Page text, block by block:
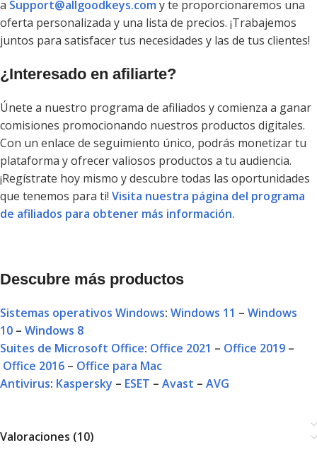
a Support@allgoodkeys.com y te proporcionaremos una
oferta personalizada y una lista de precios. ¡Trabajemos
juntos para satisfacer tus necesidades y las de tus clientes!
¿Interesado en afiliarte?
Únete a nuestro programa de afiliados y comienza a ganar
comisiones promocionando nuestros productos digitales.
Con un enlace de seguimiento único, podrás monetizar tu
plataforma y ofrecer valiosos productos a tu audiencia.
¡Regístrate hoy mismo y descubre todas las oportunidades
que tenemos para ti! Visita nuestra página del programa
de afiliados para obtener más información.
Descubre más productos
Sistemas operativos Windows: Windows 11 – Windows
10 – Windows 8
Suites de Microsoft Office: Office 2021 – Office 2019 –
Office 2016 – Office para Mac
Antivirus: Kaspersky – ESET – Avast – AVG
Valoraciones (10)